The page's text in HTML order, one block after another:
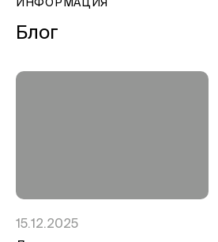
Блог
15.12.2025